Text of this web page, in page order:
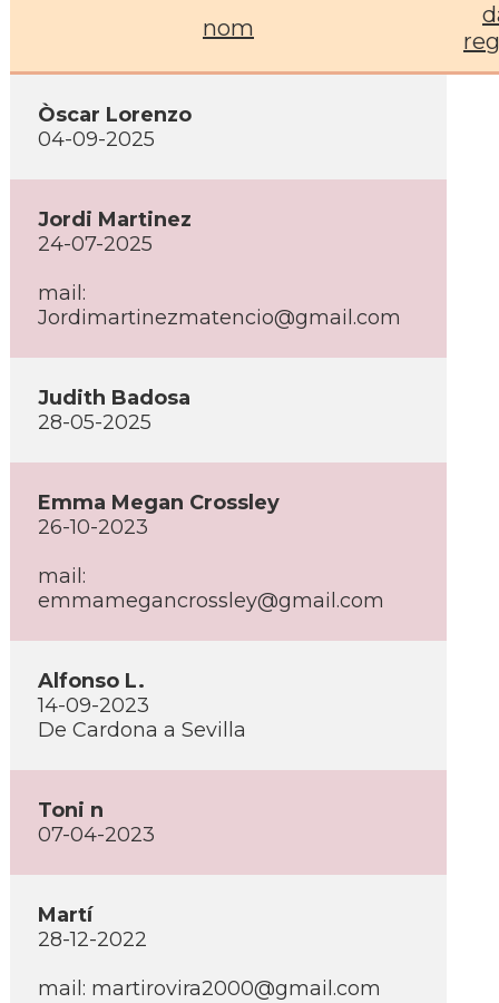
nom
Òscar Lorenzo
04-09-2025
Jordi Martinez
24-07-2025
mail:
Jordimartinezmatencio@gmail.com
Judith Badosa
28-05-2025
Emma Megan Crossley
26-10-2023
mail:
emmamegancrossley@gmail.com
Alfonso L.
14-09-2023
De Cardona a Sevilla
Toni n
07-04-2023
Martí­
28-12-2022
mail: martirovira2000@gmail.com